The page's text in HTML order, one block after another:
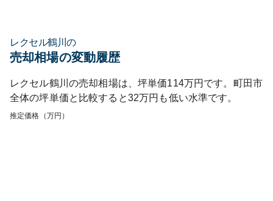
レクセル鶴川 の
売却相場の変動履歴
レクセル鶴川 の売却相場は、坪単価114万円です。 町田市
全体の坪単価と比較すると32万円も低い水準です。
推定価格（万円）